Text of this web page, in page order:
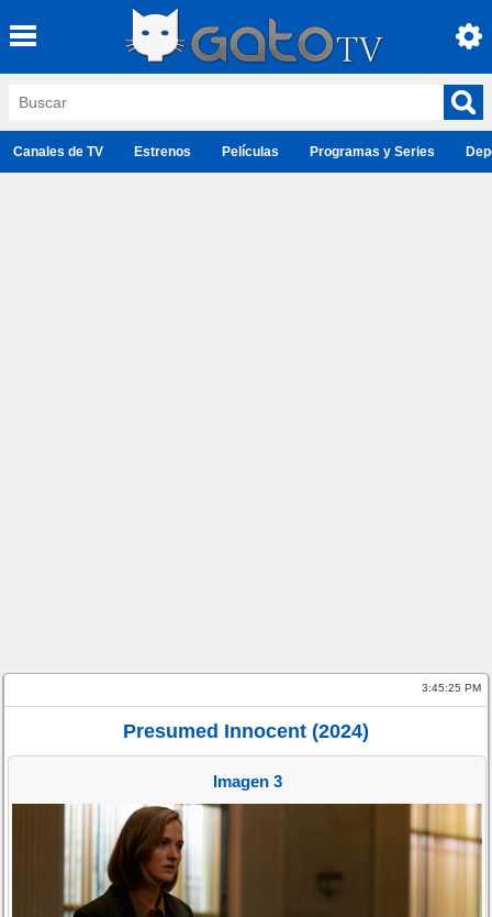
Canales de TV Estrenos Películas Programas y Series
3:45:25 PM
Presumed Innocent (2024)
Imagen 3